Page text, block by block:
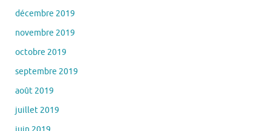
décembre 2019
novembre 2019
octobre 2019
septembre 2019
août 2019
juillet 2019